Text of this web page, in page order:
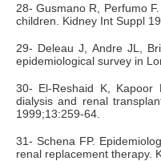
28- Gusmano R, Perfumo
children. Kidney Int Suppl
29- Deleau J, Andre JL,
epidemiological survey in
30- El-Reshaid K, Kapoor
dialysis and renal
1999;13:259-64.
31- Schena FP.
renal replacement therapy.